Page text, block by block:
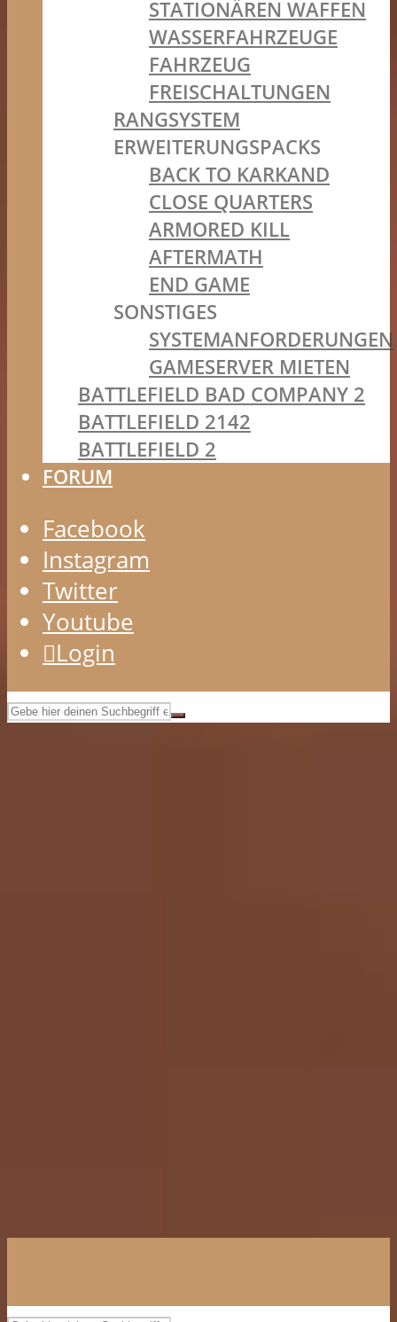
STATIONÄREN WAFFEN
WASSERFAHRZEUGE
FAHRZEUG
FREISCHALTUNGEN
RANGSYSTEM
ERWEITERUNGSPACKS
BACK TO KARKAND
CLOSE QUARTERS
ARMORED KILL
AFTERMATH
END GAME
SONSTIGES
SYSTEMANFORDERUNGEN
GAMESERVER MIETEN
BATTLEFIELD BAD COMPANY 2
BATTLEFIELD 2142
BATTLEFIELD 2
FORUM
Facebook
Instagram
Twitter
Youtube
Login